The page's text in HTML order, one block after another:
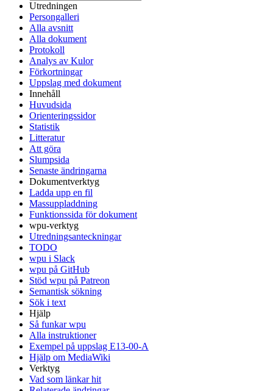
Utredningen
Persongalleri
Alla avsnitt
Alla dokument
Protokoll
Analys av Kulor
Förkortningar
Uppslag med dokument
Innehåll
Huvudsida
Orienteringssidor
Statistik
Litteratur
Att göra
Slumpsida
Senaste ändringarna
Dokumentverktyg
Ladda upp en fil
Massuppladdning
Funktionssida för dokument
wpu-verktyg
Utredningsanteckningar
TODO
wpu i Slack
wpu på GitHub
Stöd wpu på Patreon
Semantisk sökning
Sök i text
Hjälp
Så funkar wpu
Alla instruktioner
Exempel på uppslag E13-00-A
Hjälp om MediaWiki
Verktyg
Vad som länkar hit